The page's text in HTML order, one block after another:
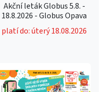
Akční leták Globus 5.8. -
18.8.2026 - Globus Opava
platí do: úterý 18.08.2026